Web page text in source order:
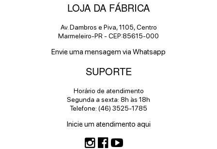
LOJA DA FÁBRICA
Av. Dambros e Piva, 1105, Centro
Marmeleiro-PR - CEP:85615-000
Envie uma mensagem via Whatsapp
SUPORTE
Horário de atendimento
Segunda a sexta: 8h às 18h
Telefone: (46) 3525-1785
Inicie um atendimento aqui